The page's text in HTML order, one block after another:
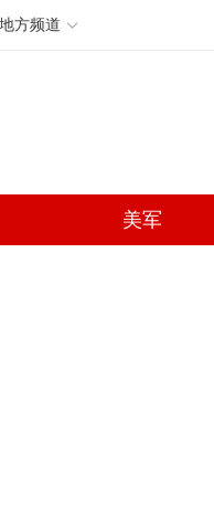
地方频道
美军